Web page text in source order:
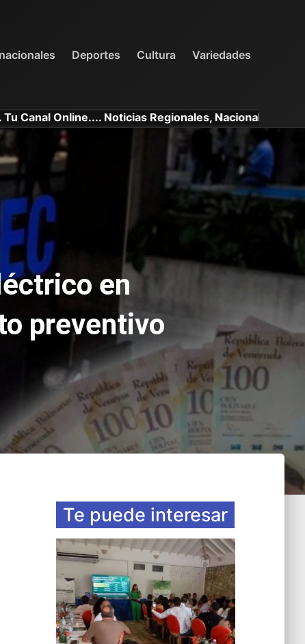
Deportes Cultura Variedades
Noticias Regionales, Nacionales e
en
preventivo
Te puede interesar